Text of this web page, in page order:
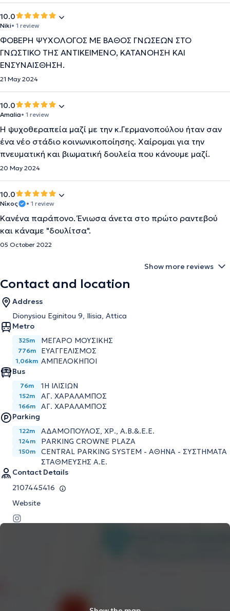
10.0
Niki• 1 review
ΦΟΒΕΡΗ ΨΥΧΟΛΟΓΟΣ ΜΕ ΒΑΘΟΣ ΓΝΩΣΕΩΝ ΣΤΟ
ΓΝΩΣΤΙΚΟ ΤΗΣ ΑΝΤΙΚΕΙΜΕΝΟ, ΚΑΤΑΝΟΗΣΗ ΚΑΙ
ΕΝΣΥΝΑΙΣΘΗΣΗ.
21 May 2024
10.0
Amalia• 1 review
Η ψυχοθεραπεία μαζί με την κ.Γερμανοπούλου ήταν σαν
ένα νέο στάδιο κοινωνικοποίησης. Χαίρομαι για την
πνευματική και βιωματική δουλεία που κάνουμε μαζί.
20 May 2024
10.0
Νίκος • 1 review
Κανένα παράπονο. Ένιωσα άνετα στο πρώτο ραντεβού
και κάναμε "δουλίτσα".
05 October 2022
Show more reviews
Contact and location
Address
Dionysiou Eginitou 9, Ilisia, Attica
Metro
325m ΜΕΓΑΡΟ ΜΟΥΣΙΚΗΣ
776m ΕΥΑΓΓΕΛΙΣΜΟΣ
1,06km ΑΜΠΕΛΟΚΗΠΟΙ
Bus
76m 1Η ΙΛΙΣΙΩΝ
152m ΑΓ. ΧΑΡΑΛΑΜΠΟΣ
166m
ΑΓ. ΧΑΡΑΛΑΜΠΟΣ
Parking
122m ΑΔΑΜΟΠΟΥΛΟΣ, ΧΡ., Α.Β.&.Ε.Ε.
124m PARKING CROWNE PLAZA
150m
CENTRAL PARKING SYSTEM - ΑΘΗΝΑ - ΣΥΣΤΗΜΑΤΑ
ΣΤΑΘΜΕΥΣΗΣ Α.Ε.
Contact Details
2107445416
Website